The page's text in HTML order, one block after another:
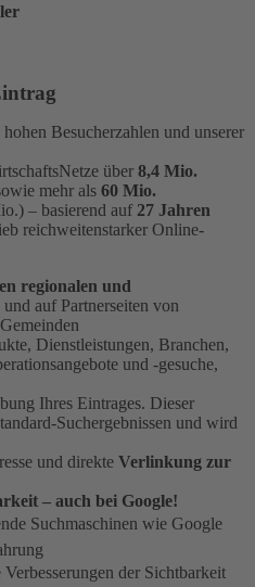
Besucherzahlen und unserer
über 8,4 Mio.
mehr als 60 Mio.
– basierend auf 27 Jahren
reichweitenstarker Online-
regionalen und
und auf Partnerseiten von
Dienstleistungen, Branchen,
und -gesuche,
Ihres Eintrages. Dieser
Suchergebnissen und wird
und direkte Verlinkung zur
– auch bei Google!
Suchmaschinen wie Google
der Sichtbarkeit